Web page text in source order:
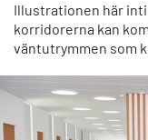
Illustrationen här
korridorerna kan
väntutrymmen som